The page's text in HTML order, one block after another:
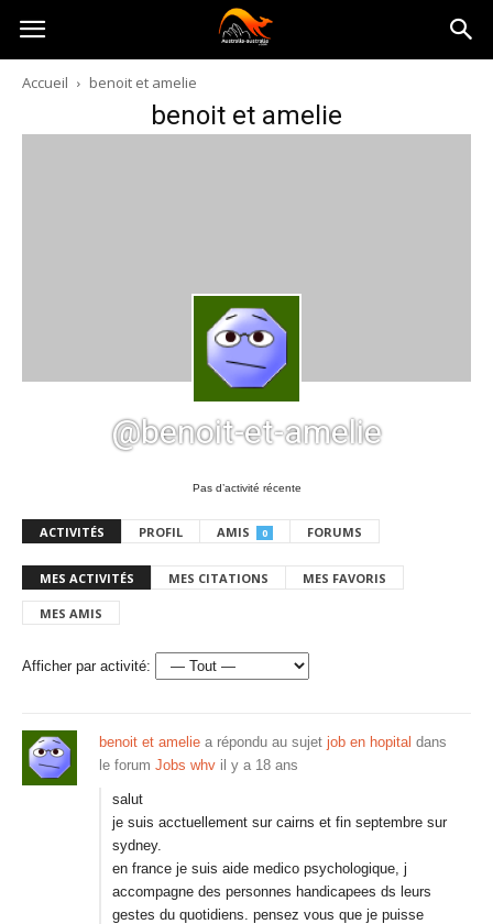
Australia-
australie.com
Accueil benoit et amelie
benoit et amelie
@benoit-et-amelie
Pas d’activité récente
ACTIVITÉS PROFIL AMIS 0 FORUMS
MES ACTIVITÉS MES CITATIONS MES FAVORIS
MES AMIS
Afficher par activité:
benoit et amelie a répondu au sujet job en hopital dans
le forum Jobs whv il y a 18 ans
salut
je suis acctuellement sur cairns et fin septembre sur
sydney.
en france je suis aide medico psychologique, j
accompagne des personnes handicapees ds leurs
gestes du quotidiens. pensez vous que je puisse